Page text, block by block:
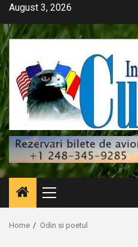
Skip
content
August 3, 2026
Primary
Menu
Home Odin si poetul